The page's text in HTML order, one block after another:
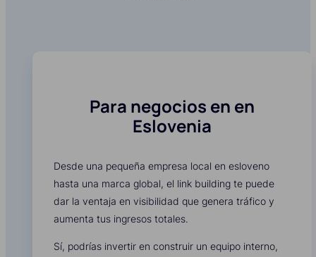
Para negocios en en
Eslovenia
Desde una pequeña empresa local en esloveno
hasta una marca global, el link building te puede
dar la ventaja en visibilidad que genera tráfico y
aumenta tus ingresos totales.
Sí, podrías invertir en construir un equipo interno,